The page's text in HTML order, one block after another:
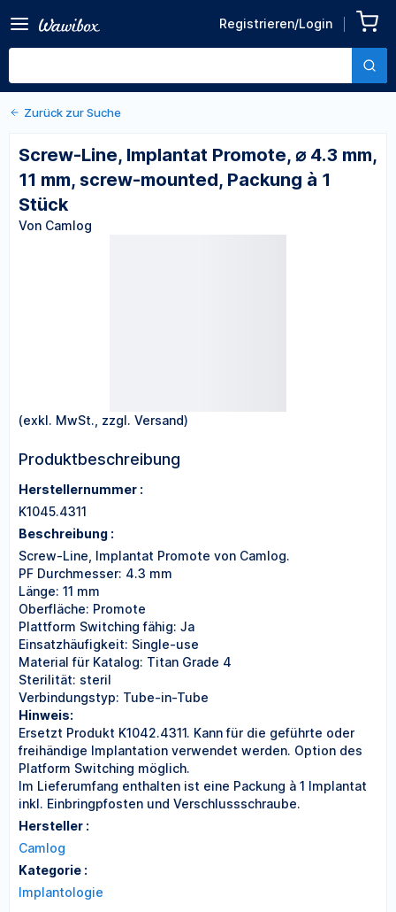
Registrieren/Login
Promote, ⌀ 4.3 mm, 11 mm,
screw-mounted, Packung à
Von Camlog
Zurück zu den Produktdetails
Zurück zur Suche
Screw-Line, Implantat Promote, ⌀ 4.3 mm,
11 mm, screw-mounted, Packung à 1
Stück
Von Camlog
(exkl. MwSt., zzgl. Versand)
Produktbeschreibung
Herstellernummer :
K1045.4311
Beschreibung :
Screw-Line, Implantat Promote von Camlog.
PF Durchmesser: 4.3 mm
Länge: 11 mm
Oberfläche: Promote
Plattform Switching fähig: Ja
Einsatzhäufigkeit: Single-use
Material für Katalog: Titan Grade 4
Sterilität: steril
Verbindungstyp: Tube-in-Tube
Hinweis:
Ersetzt Produkt K1042.4311. Kann für die geführte oder
freihändige Implantation verwendet werden. Option des
Platform Switching möglich.
Im Lieferumfang enthalten ist eine Packung à 1 Implantat
inkl. Einbringpfosten und Verschlussschraube.
Hersteller :
Camlog
Kategorie :
Implantologie